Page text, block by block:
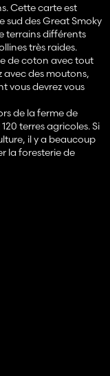
Cette carte est
sud des Great Smoky
terrains différents
très raides.
de coton avec tout
avec des moutons,
vous devrez vous
de la ferme de
terres agricoles. Si
il y a beaucoup
la foresterie de
vente que l’on peut